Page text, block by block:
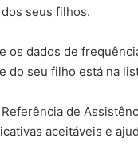
dos seus filhos.
dados de
seu filho está na
de
aceitáveis e